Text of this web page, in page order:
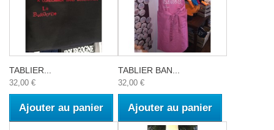
TABLIER...
32,00 €
Ajouter au panier
TABLIER BAN...
32,00 €
Ajouter au panier